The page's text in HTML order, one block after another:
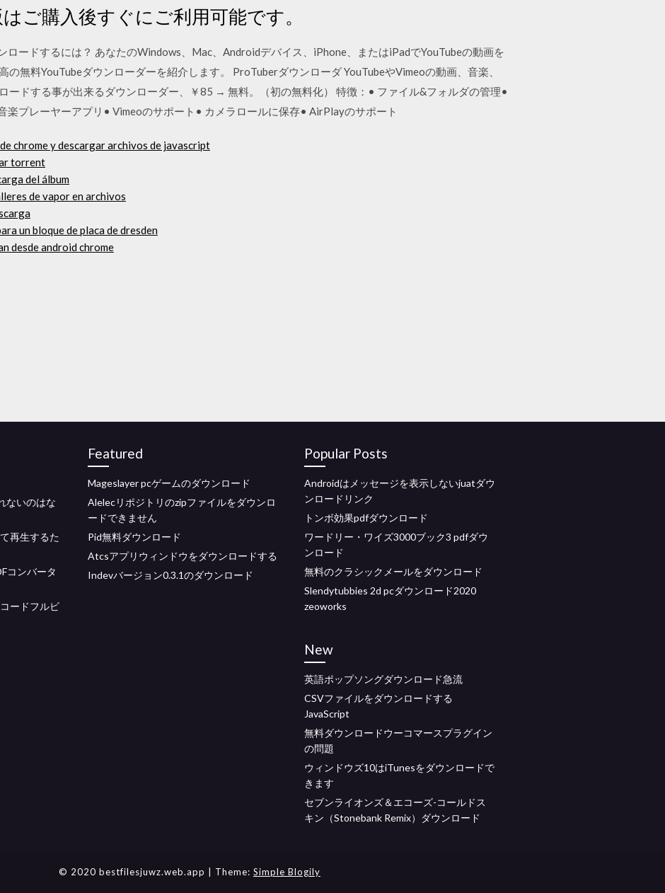
ご購入後すぐにご利用可能です。
ロードするには？ あなたのWindows、Mac、Androidデバイス、iPhone、またはiPadでYouTubeの動画を
の無料YouTubeダウンローダーを紹介します。 ProTuberダウンローダ YouTubeやVimeoの動画、音楽、
ードする事が出来るダウンローダー、￥85 → 無料。（初の無料化） 特徴：• ファイル&フォルダの管理•
楽プレーヤーアプリ• Vimeoのサポート• カメラロールに保存• AirPlayのサポート
chrome y descargar archivos de javascript
torrent
del álbum
de vapor en archivos
un bloque de placa de dresden
desde android chrome
ないのはな
再生するた
コンバータ
ードフルビ
Featured
Mageslayer pcゲームのダウンロード
Alelecリポジトリのzipファイルをダウンロ
ードできません
Pid無料ダウンロード
Atcsアプリウィンドウをダウンロードする
Indevバージョン0.3.1のダウンロード
Popular Posts
Androidはメッセージを表示しないjuatダウ
ンロードリンク
トンボ効果pdfダウンロード
ワードリー・ワイズ3000ブック3 pdfダウ
ンロード
無料のクラシックメールをダウンロード
Slendytubbies 2d pcダウンロード2020
zeoworks
New
英語ポップソングダウンロード急流
CSVファイルをダウンロードする
JavaScript
無料ダウンロードウーコマースプラグイン
の問題
ウィンドウズ10はiTunesをダウンロードで
きます
セブンライオンズ＆エコーズ-コールドス
キン（Stonebank Remix）ダウンロード
© 2020 bestfilesjuwz.web.app | Theme: Simple Blogily